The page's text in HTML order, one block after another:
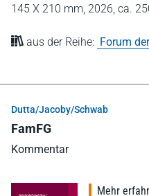
145 X 210 mm, 2026, ca.
aus der Reihe: Forum
Dutta/Jacoby/Schwab
FamFG
Kommentar
Mehr